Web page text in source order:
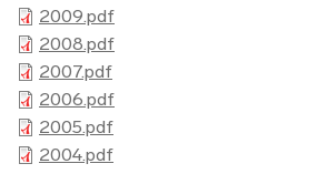
2009.pdf
2008.pdf
2007.pdf
2006.pdf
2005.pdf
2004.pdf